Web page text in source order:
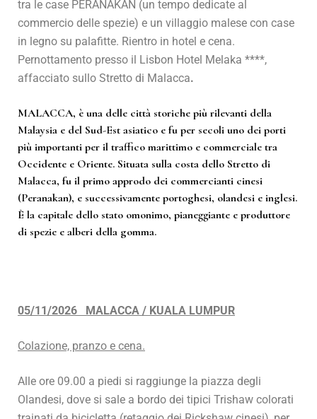
tra le case PERANAKAN (un tempo dedicate al
commercio delle spezie) e un villaggio malese con case
in legno su palafitte. Rientro in hotel e cena.
Pernottamento presso il Lisbon Hotel Melaka ****,
affacciato sullo Stretto di Malacca.
MALACCA, è una delle città storiche più rilevanti della
Malaysia e del Sud-Est asiatico e fu per secoli uno dei porti
più importanti per il traffico marittimo e commerciale tra
Occidente e Oriente. Situata sulla costa dello Stretto di
Malacca, fu il primo approdo dei commercianti cinesi
(Peranakan), e successivamente portoghesi, olandesi e inglesi.
È la capitale dello stato omonimo, pianeggiante e produttore
di spezie e alberi della gomma.
05/11/2026 MALACCA / KUALA LUMPUR
Colazione, pranzo e cena.
Alle ore 09.00 a piedi si raggiunge la piazza degli
Olandesi, dove si sale a bordo dei tipici Trishaw colorati